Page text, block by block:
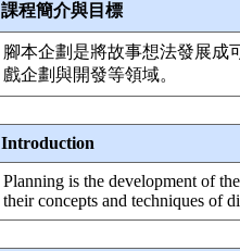
課程簡介與目標
腳本企劃是將故事想法發展成
戲企劃與開發等領域。
Introduction
Planning is the development of
their concepts and techniques of